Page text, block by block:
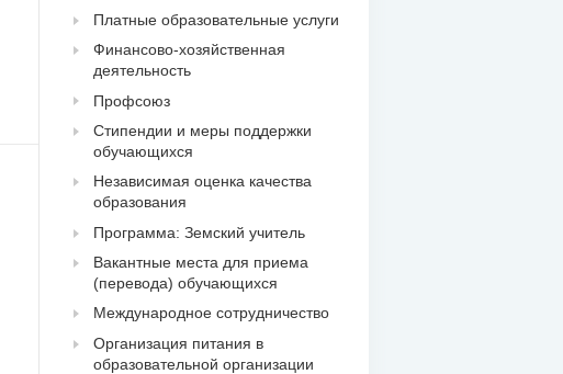
Платные образовательные услуги
Финансово-хозяйственная
деятельность
Профсоюз
Стипендии и меры поддержки
обучающихся
Независимая оценка качества
образования
Программа: Земский учитель
Вакантные места для приема
(перевода) обучающихся
Международное сотрудничество
Организация питания в
образовательной организации